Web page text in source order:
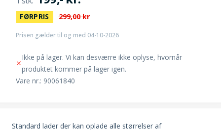
FØRPRIS 299,00 kr
Prisen gælder til og med 04-10-2026
Ikke på lager. Vi kan desværre ikke oplyse, hvornår
produktet kommer på lager igen.
Vare nr.: 90061840
Standard lader der kan oplade alle størrelser af